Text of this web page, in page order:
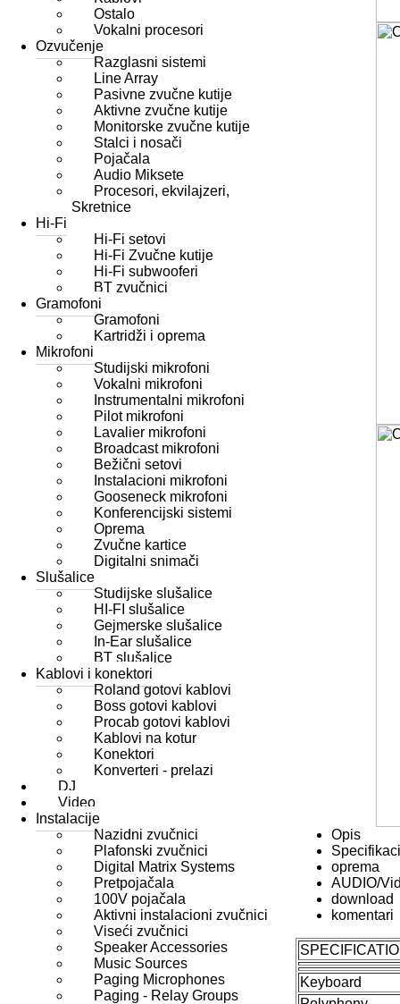
Ostalo
Vokalni procesori
Ozvučenje
Razglasni sistemi
Line Array
Pasivne zvučne kutije
Aktivne zvučne kutije
Monitorske zvučne kutije
Stalci i nosači
Pojačala
Audio Miksete
Procesori, ekvilajzeri,
Skretnice
Hi-Fi
Hi-Fi setovi
Hi-Fi Zvučne kutije
Hi-Fi subwooferi
BT zvučnici
Gramofoni
Gramofoni
Kartridži i oprema
Mikrofoni
Studijski mikrofoni
Vokalni mikrofoni
Instrumentalni mikrofoni
Pilot mikrofoni
Lavalier mikrofoni
Broadcast mikrofoni
Bežični setovi
Instalacioni mikrofoni
Gooseneck mikrofoni
Konferencijski sistemi
Oprema
Zvučne kartice
Digitalni snimači
Slušalice
Studijske slušalice
HI-FI slušalice
Gejmerske slušalice
In-Ear slušalice
BT slušalice
Kablovi i konektori
Roland gotovi kablovi
Boss gotovi kablovi
Procab gotovi kablovi
Kablovi na kotur
Konektori
Konverteri - prelazi
DJ
Video
Instalacije
Nazidni zvučnici
Plafonski zvučnici
Digital Matrix Systems
Pretpojačala
100V pojačala
Aktivni instalacioni zvučnici
Viseći zvučnici
Speaker Accessories
Music Sources
Paging Microphones
Paging - Relay Groups
Opis
oprema
AUDIO/
download
komentari
Keyboard